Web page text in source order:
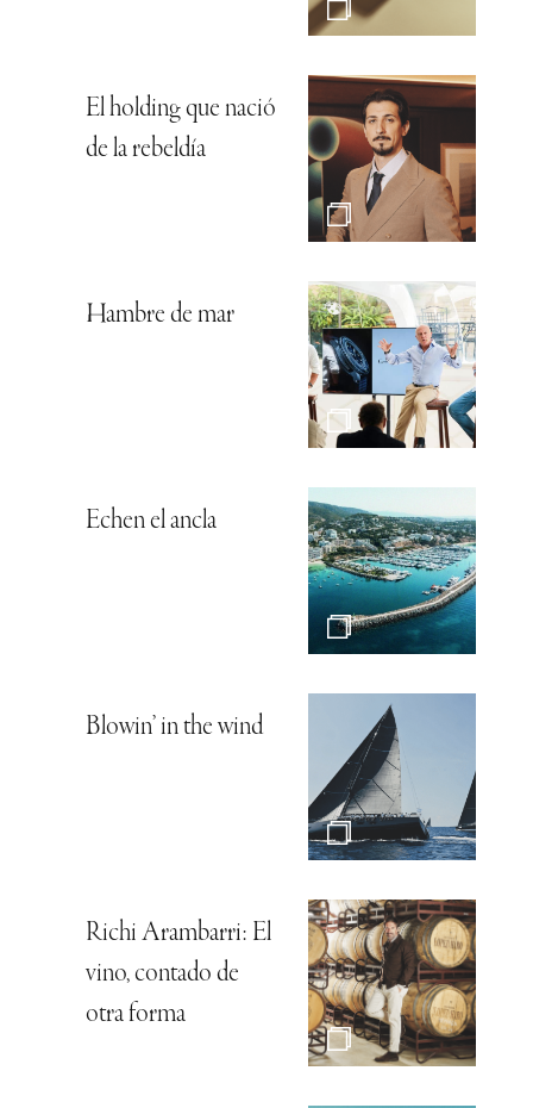
El holding que nació
de la rebeldía
Hambre de mar
Echen el ancla
Blowin’ in the wind
Richi Arambarri: El
vino, contado de
otra forma